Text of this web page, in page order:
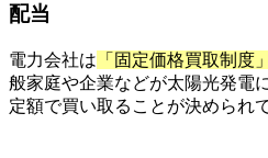
配当
電力会社は 「固定価格買取制度
般家庭や企業などが太陽光発電
定額で買い取ることが決められ